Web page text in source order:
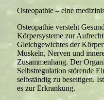
Osteopathie – eine
Osteopathie versteht
Körpersysteme zur
Gleichgewichtes der
Muskeln, Nerven und
Zusammenhang. Der
Selbstregulation störende
selbständig zu beseitigen.
es zur Erkrankung.